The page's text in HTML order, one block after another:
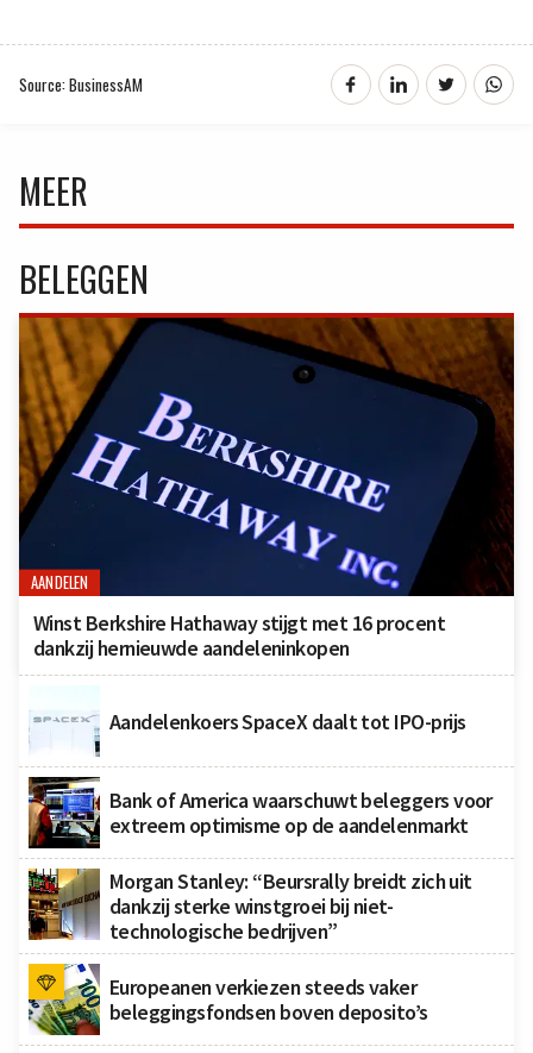
Source: BusinessAM
MEER
BELEGGEN
AANDELEN
Winst Berkshire Hathaway stijgt met 16 procent
dankzij hernieuwde aandeleninkopen
Aandelenkoers SpaceX daalt tot IPO-prijs
Bank of America waarschuwt beleggers voor
extreem optimisme op de aandelenmarkt
Morgan Stanley: “Beursrally breidt zich uit
dankzij sterke winstgroei bij niet-
technologische bedrijven”
Europeanen verkiezen steeds vaker
beleggingsfondsen boven deposito’s